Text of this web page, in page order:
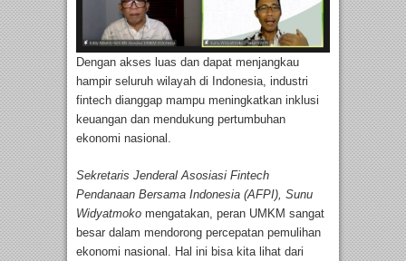
Dengan akses luas dan dapat menjangkau
hampir seluruh wilayah di Indonesia, industri
fintech dianggap mampu meningkatkan inklusi
keuangan dan mendukung pertumbuhan
ekonomi nasional.
Sekretaris Jenderal Asosiasi Fintech
Pendanaan Bersama Indonesia (AFPI), Sunu
Widyatmoko mengatakan, peran UMKM sangat
besar dalam mendorong percepatan pemulihan
ekonomi nasional. Hal ini bisa kita lihat dari